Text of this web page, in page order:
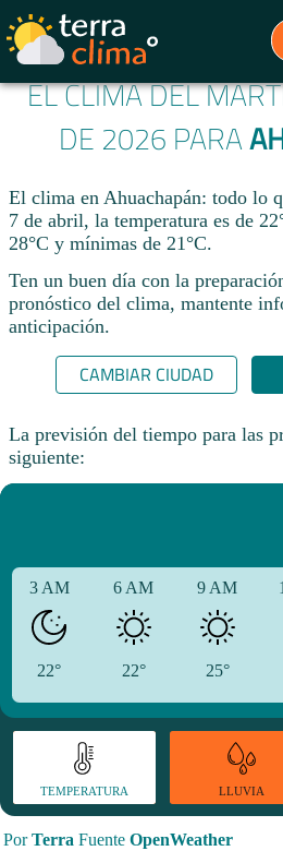
EL CLIMA DEL
DE 2026 PARA
El clima en Ahuachapán: todo lo
7 de abril, la temperatura es de
28°C y mínimas de 21°C.
Ten un buen día con la
pronóstico del clima, mantente
anticipación.​
CAMBIAR CIUDAD
La previsión del tiempo para las
siguiente:
3 AM
22°
6 AM
22°
9 AM
25°
TEMPERATURA LLUVIA
PorTerra Fuente OpenWeather